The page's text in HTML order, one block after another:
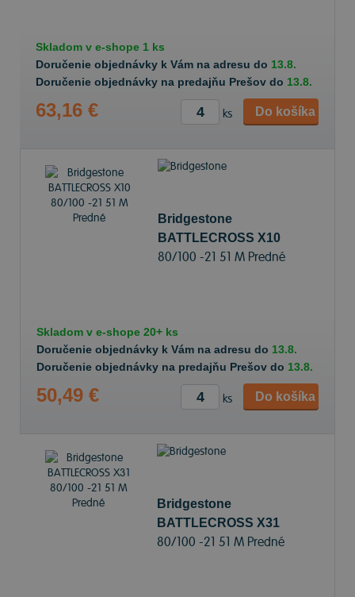
Skladom v e-shope 1 ks
Doručenie objednávky k Vám na adresu do 13.8.
Doručenie objednávky na predajňu Prešov do 13.8.
63,16 € ks Do košíka
Bridgestone
BATTLECROSS X10
80/100 -21 51 M Predné
Skladom v e-shope 20+ ks
Doručenie objednávky k Vám na adresu do 13.8.
Doručenie objednávky na predajňu Prešov do 13.8.
50,49 € ks Do košíka
Bridgestone
BATTLECROSS X31
80/100 -21 51 M Predné